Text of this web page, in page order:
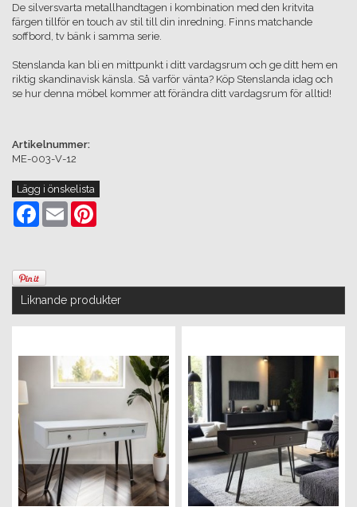
De silversvarta metallhandtagen i kombination med den kritvita
färgen tillför en touch av stil till din inredning. Finns matchande
soffbord, tv bänk i samma serie.
Stenslanda kan bli en mittpunkt i ditt vardagsrum och ge ditt hem en
riktig skandinavisk känsla. Så varför vänta? Köp Stenslanda idag och
se hur denna möbel kommer att förändra ditt vardagsrum för alltid!
Artikelnummer:
ME-003-V-12
Lägg i önskelista
Facebook
Email
Liknande produkter